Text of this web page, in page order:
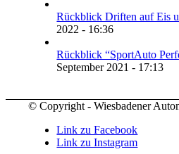
Rückblick Driften auf Eis
2022 - 16:36
Rückblick “SportAuto
September 2021 - 17:13
© Copyright - Wiesbadener
Link zu Facebook
Link zu Instagram